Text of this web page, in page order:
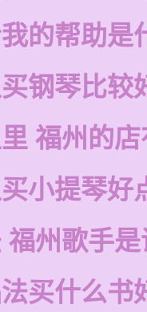
的帮助是
钢琴比较
福州的
小提琴好
福州歌手
买什么书